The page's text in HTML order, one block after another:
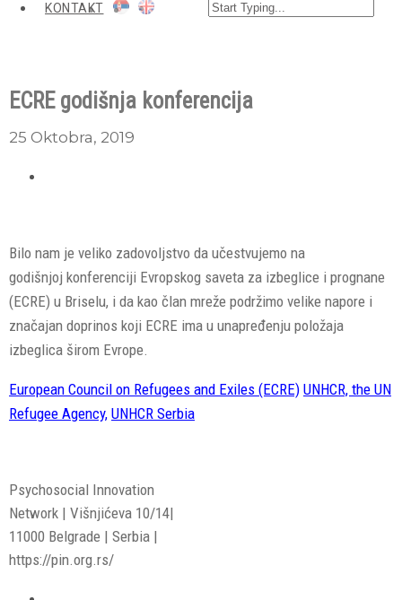
KONTAKT
ECRE godišnja konferencija
25 Oktobra, 2019
Bilo nam je veliko zadovoljstvo da učestvujemo na
godišnjoj konferenciji Evropskog saveta za izbeglice i prognane
(ECRE) u Briselu, i da kao član mreže podržimo velike napore i
značajan doprinos koji ECRE ima u unapređenju položaja
izbeglica širom Evrope.
European Council on Refugees and Exiles (ECRE) UNHCR, the UN
Refugee Agency, UNHCR Serbia
Psychosocial Innovation
Network | Višnjićeva 10/14|
11000 Belgrade | Serbia |
https://pin.org.rs/